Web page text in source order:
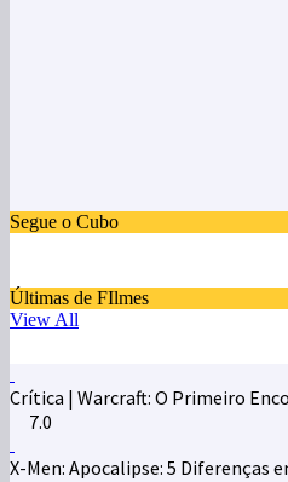
Segue o Cubo
Últimas de FIlmes
View All
Crítica | Warcraft: O Primeiro
7.0
X-Men: Apocalipse: 5 Diferenças